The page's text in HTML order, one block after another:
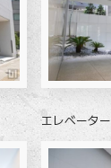
エレベーター